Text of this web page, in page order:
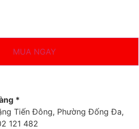
MUA NGAY
*
Tiến Đông, Phường Đống Đa,
121 482